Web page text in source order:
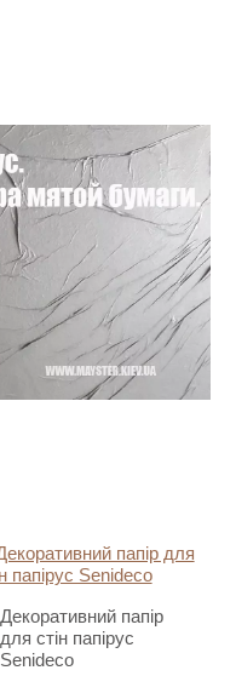
Декоративний папір
для стін папірус
Senideco